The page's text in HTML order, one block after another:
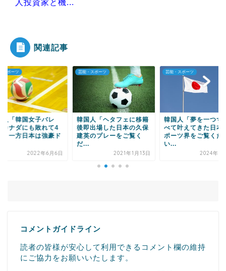
人投資家と機...
Powered by livedoor 相互RSS
関連記事
スポーツ
人「韓国女子バレ
カナダにも敗れて4
一方日本は強豪ド
2022年6月6日
芸能・スポーツ
韓国人「ヘタフェに移籍
後即出場した日本の久保
建英のプレーをご覧く
だ...
2021年1月13日
芸能・スポーツ
韓国人「夢を一つず
べて叶えてきた日本
ポーツ界をご覧くだ
い...
2024年7
コメントガイドライン
読者の皆様が安心して利用できるコメント欄の維持
にご協力をお願いいたします。